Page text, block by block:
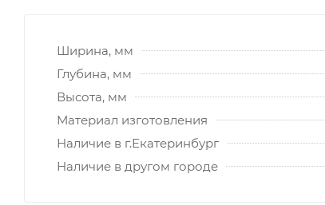
Ширина, мм
Глубина, мм
Высота, мм
Материал изготовления
Наличие в г.Екатеринбург
Наличие в другом городе